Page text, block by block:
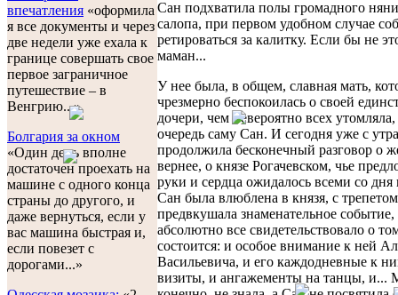
впечатления «оформила
я все документы и через
две недели уже ехала к
границе совершать свое
первое заграничное
путешествие – в
Венгрию...»
Болгария за окном
«Один день вполне
достаточен проехать на
машине с одного конца
страны до другого, и
даже вернуться, если у
вас машина быстрая и,
если повезет с
дорогами...»
Сан подхватила полы громадного
салопа, при первом удобном случае
ретироваться за калитку. Если бы не
маман...
У нее была, в общем, славная мать,
чрезмерно беспокоилась о своей
дочери, чем невероятно всех
очередь саму Сан. И сегодня уже с
продолжила бесконечный разговор о
вернее, о князе Рогачевском, чье
руки и сердца ожидалось всеми со дня
Сан была влюблена в князя, с трепетом
предвкушала знаменательное событие,
абсолютно все свидетельствовало о
состоится: и особое внимание к ней
Васильевича, и его каждодневные к
визиты, и ангажементы на танцы, и...